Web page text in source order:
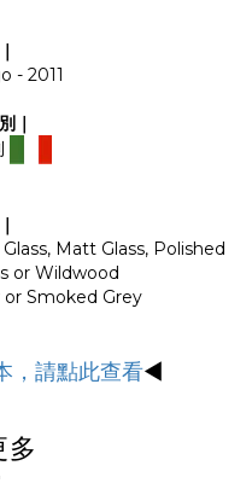
- 2011
｜
Matt Glass, Polished
or Wildwood
or Smoked Grey
，請點此查看◀
多